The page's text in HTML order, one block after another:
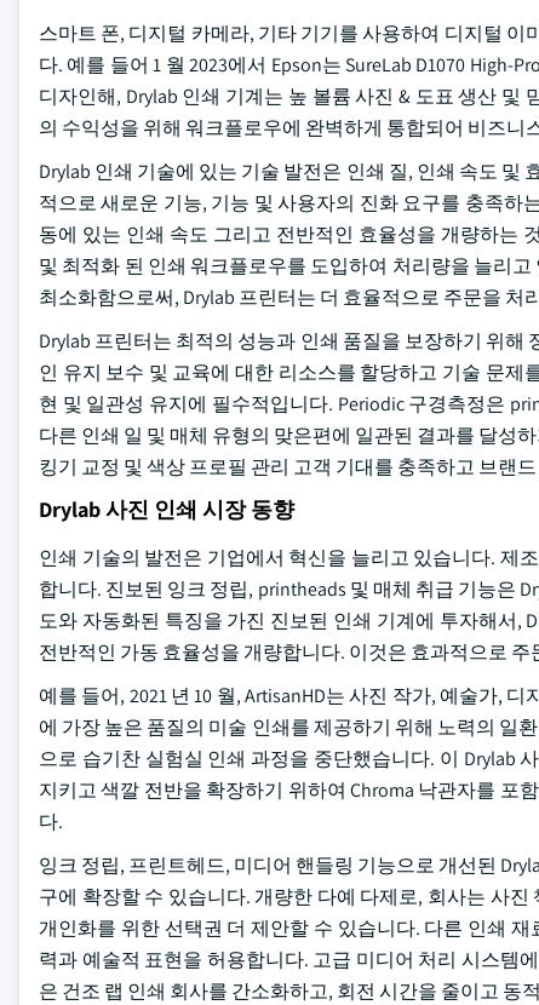
스마트 폰, 디지털 카메라, 기타 기기를 사용하여 디지털
다. 예를 들어 1 월 2023에서 Epson는 SureLab D1070
디자인해, Drylab 인쇄 기계는 높 볼륨 사진 & 도표 생산
의 수익성을 위해 워크플로우에 완벽하게 통합되어 비즈
Drylab 인쇄 기술에 있는 기술 발전은 인쇄 질, 인쇄 속도
적으로 새로운 기능, 기능 및 사용자의 진화 요구를 충족하
동에 있는 인쇄 속도 그리고 전반적인 효율성을 개량하는
및 최적화 된 인쇄 워크플로우를 도입하여 처리량을 늘리
최소화함으로써, Drylab 프린터는 더 효율적으로 주문을
Drylab 프린터는 최적의 성능과 인쇄 품질을 보장하기 위
인 유지 보수 및 교육에 대한 리소스를 할당하고 기술 문
현 및 일관성 유지에 필수적입니다. Periodic 구경측정은
다른 인쇄 일 및 매체 유형의 맞은편에 일관된 결과를 달성
킹기 교정 및 색상 프로필 관리 고객 기대를 충족하고 브랜
Drylab 사진 인쇄 시장 동향
인쇄 기술의 발전은 기업에서 혁신을 늘리고 있습니다. 제
합니다. 진보된 잉크 정립, printheads 및 매체 취급 기능은
도와 자동화된 특징을 가진 진보된 인쇄 기계에 투자해서,
전반적인 가동 효율성을 개량합니다. 이것은 효과적으로
예를 들어, 2021 년 10 월, ArtisanHD는 사진 작가, 예술가,
에 가장 높은 품질의 미술 인쇄를 제공하기 위해 노력의 일
으로 습기찬 실험실 인쇄 과정을 중단했습니다. 이 Drylab
지키고 색깔 전반을 확장하기 위하여 Chroma 낙관자를 포
다.
잉크 정립, 프린트헤드, 미디어 핸들링 기능으로 개선된
구에 확장할 수 있습니다. 개량한 다예 다제로, 회사는 사
개인화를 위한 선택권 더 제안할 수 있습니다. 다른 인쇄
력과 예술적 표현을 허용합니다. 고급 미디어 처리 시스템
은 건조 랩 인쇄 회사를 간소화하고, 회전 시간을 줄이고 동